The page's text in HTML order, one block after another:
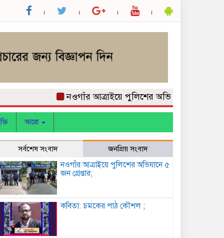
নওগাঁর আত্রাইয়ে পুলিশের অভিযানে ৫ জন গ্রেপ্তার;
আরো
সর্বশেষ সংবাদ জনপ্রিয় সংবাদ
নওগাঁর আত্রাইয়ে পুলিশের অভিযানে ৫
জন গ্রেপ্তার;
কবিতা: চমকের পাঠ কৌশল ;